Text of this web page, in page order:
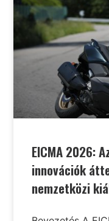
EICMA 2026:
innovációk
nemzetközi